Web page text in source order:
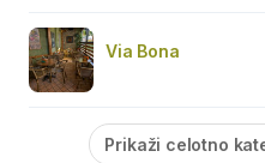
Via Bona
Prikaži celotno